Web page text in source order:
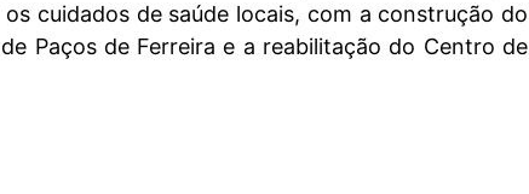
cuidados de saúde locais, com a construção do
Paços de Ferreira e a reabilitação do Centro de